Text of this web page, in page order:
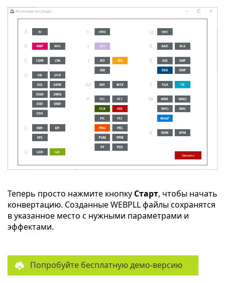
Теперь просто нажмите кнопку Старт, чтобы начать
конвертацию. Созданные WEBPLL файлы сохранятся
в указанное место с нужными параметрами и
эффектами.
Попробуйте бесплатную демо-версию